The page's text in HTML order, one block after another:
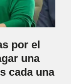
por el
una
cada una